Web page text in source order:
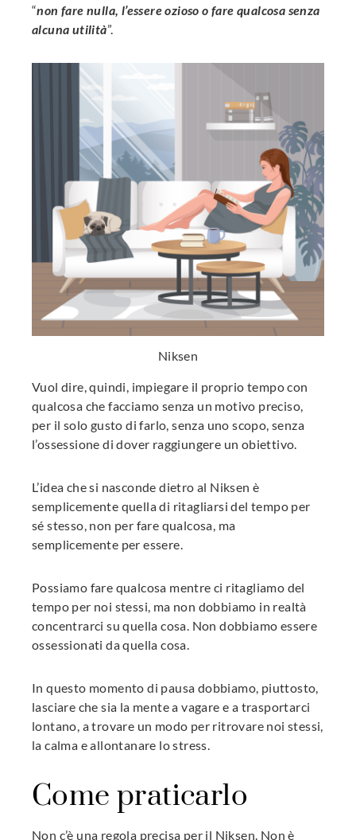
“non fare nulla, l’essere ozioso o fare qualcosa senza
alcuna utilità”.
Niksen
Vuol dire, quindi, impiegare il proprio tempo con
qualcosa che facciamo senza un motivo preciso,
per il solo gusto di farlo, senza uno scopo, senza
l’ossessione di dover raggiungere un obiettivo.
L’idea che si nasconde dietro al Niksen è
semplicemente quella di ritagliarsi del tempo per
sé stesso, non per fare qualcosa, ma
semplicemente per essere.
Possiamo fare qualcosa mentre ci ritagliamo del
tempo per noi stessi, ma non dobbiamo in realtà
concentrarci su quella cosa. Non dobbiamo essere
ossessionati da quella cosa.
In questo momento di pausa dobbiamo, piuttosto,
lasciare che sia la mente a vagare e a trasportarci
lontano, a trovare un modo per ritrovare noi stessi,
la calma e allontanare lo stress.
Come praticarlo
Non c’è una regola precisa per il Niksen. Non è